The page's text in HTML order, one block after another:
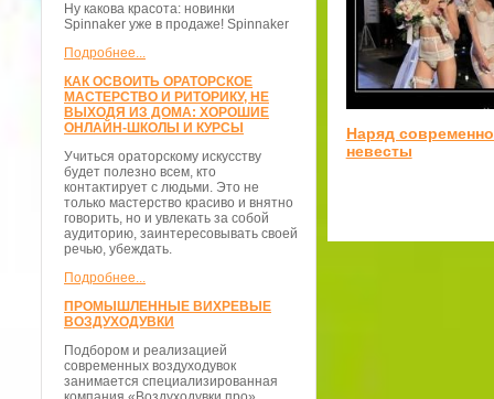
Ну какова красота: новинки
Spinnaker уже в продаже! Spinnaker
Подробнее...
КАК ОСВОИТЬ ОРАТОРСКОЕ
МАСТЕРСТВО И РИТОРИКУ, НЕ
ВЫХОДЯ ИЗ ДОМА: ХОРОШИЕ
ОНЛАЙН-ШКОЛЫ И КУРСЫ
Учиться ораторскому искусству
будет полезно всем, кто
контактирует с людьми. Это не
только мастерство красиво и внятно
говорить, но и увлекать за собой
аудиторию, заинтересовывать своей
речью, убеждать.
Подробнее...
ПРОМЫШЛЕННЫЕ ВИХРЕВЫЕ
ВОЗДУХОДУВКИ
Подбором и реализацией
современных воздуходувок
занимается специализированная
Наряд
невесты